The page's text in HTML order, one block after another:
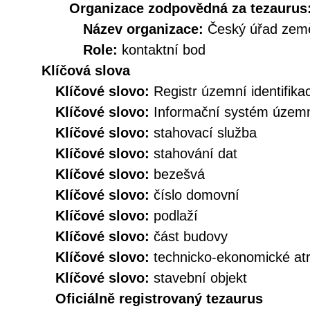
Organizace zodpovědná za
Název organizace: Český úřad
Role: kontaktní bod
Klíčová slova
Klíčové slovo: Registr územní
Klíčové slovo: Informační systém
Klíčové slovo: stahovací služba
Klíčové slovo: stahování dat
Klíčové slovo: bezešvá
Klíčové slovo: číslo domovní
Klíčové slovo: podlaží
Klíčové slovo: část budovy
Klíčové slovo: technicko-ekonomické
Klíčové slovo: stavební objekt
Oficiálně registrovaný tezaurus